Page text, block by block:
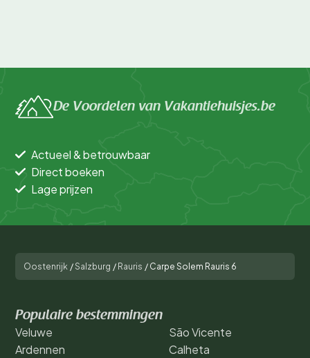
De Voordelen van Vakantiehuisjes.be
Actueel & betrouwbaar
Direct boeken
Lage prijzen
Oostenrijk /Salzburg / Rauris / Carpe Solem Rauris 6
Populaire bestemmingen
Veluwe
Ardennen
São Vicente
Calheta